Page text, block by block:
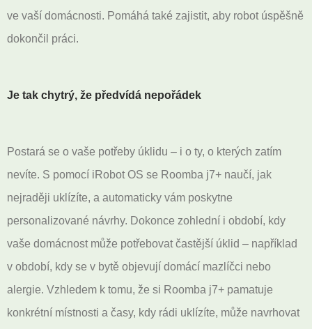
ve vaší domácnosti. Pomáhá také zajistit, aby robot úspěšně
dokončil práci.
Je tak chytrý, že předvídá nepořádek
Postará se o vaše potřeby úklidu – i o ty, o kterých zatím
nevíte. S pomocí iRobot OS se Roomba j7+ naučí, jak
nejraději uklízíte, a automaticky vám poskytne
personalizované návrhy. Dokonce zohlední i období, kdy
vaše domácnost může potřebovat častější úklid – například
v období, kdy se v bytě objevují domácí mazlíčci nebo
alergie. Vzhledem k tomu, že si Roomba j7+ pamatuje
konkrétní místnosti a časy, kdy rádi uklízíte, může navrhovat